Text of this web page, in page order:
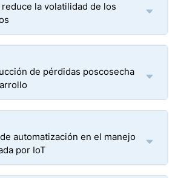
la volatilidad de los
de pérdidas poscosecha
automatización en el manejo
por IoT